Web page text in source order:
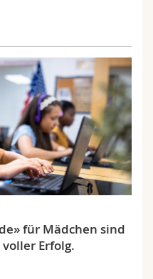
für Mädchen sind
Erfolg.